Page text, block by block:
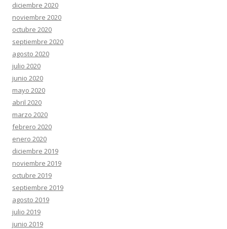
diciembre 2020
noviembre 2020
octubre 2020
septiembre 2020
agosto 2020
julio 2020
junio 2020
mayo 2020
abril 2020
marzo 2020
febrero 2020
enero 2020
diciembre 2019
noviembre 2019
octubre 2019
septiembre 2019
agosto 2019
julio 2019
junio 2019